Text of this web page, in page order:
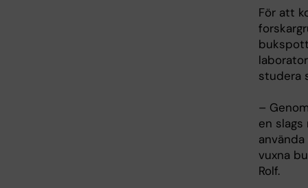
För att
studera
–
en
vuxna
Rolf.